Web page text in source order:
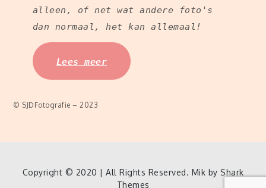
alleen, of net wat andere foto's
dan normaal, het kan allemaal!
Lees meer
© SJDFotografie – 2023
Copyright © 2020 | All Rights Reserved. Mik by Shark
Themes